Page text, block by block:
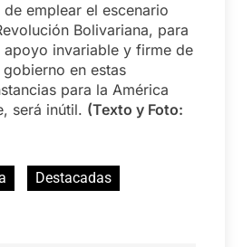
emplear el escenario
Bolivariana, para
apoyo invariable y firme de
en estas
para la América
será inútil. (Texto y Foto:
Destacadas